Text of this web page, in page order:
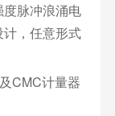
脉冲浪涌电
，任意形式
CMC计量器